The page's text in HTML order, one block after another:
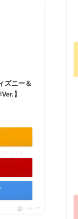
ズニー＆
】
ポチップ